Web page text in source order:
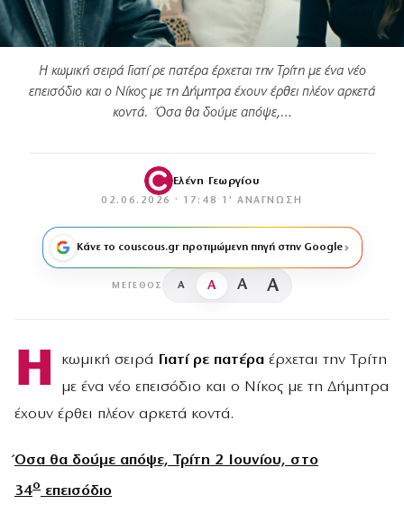
Η κωμική σειρά Γιατί ρε πατέρα έρχεται την Τρίτη με ένα νέο
επεισόδιο και ο Νίκος με τη Δήμητρα έχουν έρθει πλέον αρκετά
κοντά. Όσα θα δούμε απόψε,…
Ελένη Γεωργίου
02.06.2026 · 17:48 · 1′ ΑΝΆΓΝΩΣΗ
Κάνε το couscous.gr προτιμώμενη πηγή στην Google
ΜΈΓΕΘΟΣ A A A A
Η κωμική σειρά Γιατί ρε πατέρα έρχεται την Τρίτη
με ένα νέο επεισόδιο και ο Νίκος με τη Δήμητρα
έχουν έρθει πλέον αρκετά κοντά.
Όσα θα δούμε απόψε, Τρίτη 2 Ιουνίου, στο
34ο επεισόδιο